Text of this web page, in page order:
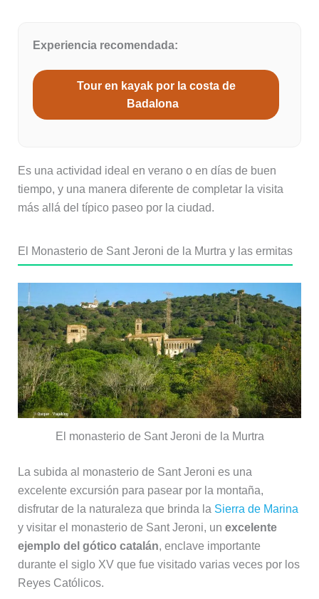
Experiencia recomendada:
Tour en kayak por la costa de
Badalona
Es una actividad ideal en verano o en días de buen
tiempo, y una manera diferente de completar la visita
más allá del típico paseo por la ciudad.
El Monasterio de Sant Jeroni de la Murtra y las ermitas
El monasterio de Sant Jeroni de la Murtra
La subida al monasterio de Sant Jeroni es una
excelente excursión para pasear por la montaña,
disfrutar de la naturaleza que brinda la Sierra de Marina
y visitar el monasterio de Sant Jeroni, un excelente
ejemplo del gótico catalán, enclave importante
durante el siglo XV que fue visitado varias veces por los
Reyes Católicos.